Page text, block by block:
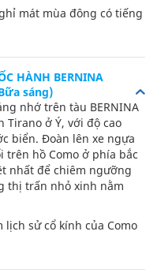
mát mùa đông có tiếng
HÀNH BERNINA
sáng)
nhớ trên tàu BERNINA
Tirano ở Ý, với độ cao
biển. Đoàn lên xe ngựa
trên hồ Como ở phía bắc
nhất để chiêm ngưỡng
thị trấn nhỏ xinh nằm
sử cổ kính của Como